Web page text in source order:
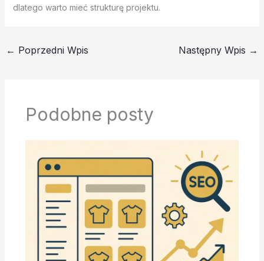
dlatego warto mieć strukturę projektu.
← Poprzedni Wpis Następny Wpis →
Podobne posty